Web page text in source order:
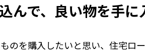
んで、良い物を手に
のを購入したいと思い、住宅ロ